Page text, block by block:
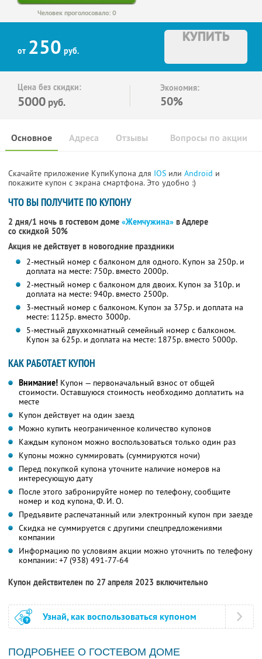
Человек проголосовало: 0
от 250 руб.
КУПИТЬ
Цена без скидки:
5000 руб.
Экономия:
50%
Основное Отзывы Вопросы по акции
Адреса
Скачайте приложение КупиКупона для IOS или Android и
покажите купон с экрана смартфона. Это удобно :)
ЧТО ВЫ ПОЛУЧИТЕ ПО КУПОНУ
2 дня/1 ночь в гостевом доме «Жемчужина» в Адлере
со скидкой 50%
Акция не действует в новогодние праздники
2-местный номер с балконом для одного. Купон за 250р. и
доплата на месте: 750р. вместо 2000р.
2-местный номер с балконом для двоих. Купон за 310р. и
доплата на месте: 940р. вместо 2500р.
3-местный номер с балконом. Купон за 375р. и доплата на
месте: 1125р. вместо 3000р.
5-местный двухкомнатный семейный номер с балконом.
Купон за 625р. и доплата на месте: 1875р. вместо 5000р.
КАК РАБОТАЕТ КУПОН
Внимание! Купон — первоначальный взнос от общей
стоимости. Оставшуюся стоимость необходимо доплатить на
месте
Купон действует на один заезд
Можно купить неограниченное количество купонов
Каждым купоном можно воспользоваться только один раз
Купоны можно суммировать (суммируются ночи)
Перед покупкой купона уточните наличие номеров на
интересующую дату
После этого забронируйте номер по телефону, сообщите
номер и код купона,Ф. И. О.
Предъявите распечатанный или электронный купон при заезде
Скидка не суммируется с другими спецпредложениями
компании
Информацию по условиям акции можно уточнить по телефону
компании: +7 (938) 491-77-64
Купон действителен по 27 апреля 2023 включительно
Узнай, как воспользоваться купоном
ПОДРОБНЕЕ О ГОСТЕВОМ ДОМЕ